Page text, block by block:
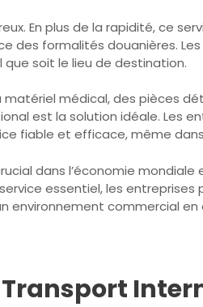
En plus de la rapidité, ce
formalités douanières.
soit le lieu de destination.
médical, des pièces
est la solution idéale. Les
fiable et efficace, même
dans l’économie
essentiel, les
environnement commercial